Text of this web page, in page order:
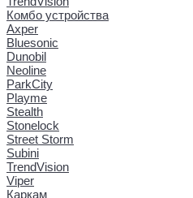
Комбо устройства
Axper
Bluesonic
Dunobil
Neoline
ParkCity
Playme
Stealth
Stonelock
Street Storm
Subini
TrendVision
Viper
Каркам